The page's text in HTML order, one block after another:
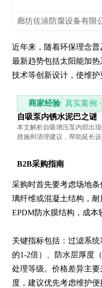
廊坊佐涂防腐设备有限
近年来，随着环保理念普
最新趋势包括太阳能加
技术等创新设计，使维护
商家经验 真实案例
自吸泵内锈水泥巴之谜
本文解析自吸增压泵内部出
措施和清理建议，帮助延长
B2B采购指南
采购时首先要考虑场地
璃纤维或混凝土结构，
EPDM防水膜结构，成本
关键指标包括：过滤系
的1-2倍）、防水层厚度
处理等级。价格差异主
度，建议优先考虑维护便